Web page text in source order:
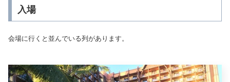
入場
会場に行くと並んでいる列があります。